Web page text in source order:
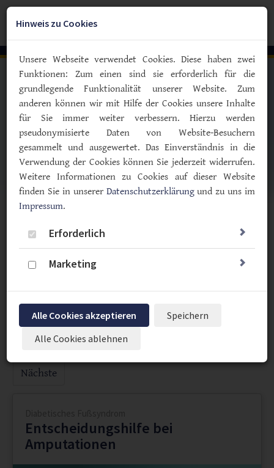
Zum
Hauptinhalt
Meldungen zum Thema
Seite 16 von 22.
Nächste
Entscheidungshilfe bei
Amputationen
Hinweis zu Cookies
Unsere Webseite verwendet Cookies. Diese haben zwei
Funktionen: Zum einen sind sie erforderlich für die
grundlegende Funktionalität unserer Website. Zum
anderen können wir mit Hilfe der Cookies unsere Inhalte
für Sie immer weiter verbessern. Hierzu werden
pseudonymisierte Daten von Website-Besuchern
gesammelt und ausgewertet. Das Einverständnis in die
Verwendung der Cookies können Sie jederzeit widerrufen.
Weitere Informationen zu Cookies auf dieser Website
finden Sie in unserer Datenschutzerklärungund zu uns im
Impressum.
Erforderlich
Marketing
Alle Cookies akzeptieren
Speichern
Alle Cookies ablehnen